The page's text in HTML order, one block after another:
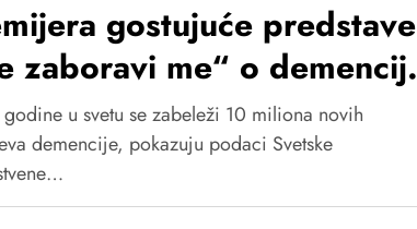
gostujuće predstave
zaboravi me“ o demenciji
dan pozorišta u Bitef
godine u svetu se zabeleži 10 miliona novih
demencije, pokazuju podaci Svetske